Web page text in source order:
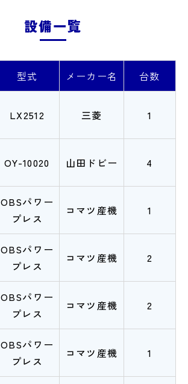
設備一覧
型式 メーカー名 台数
LX2512 三菱 1
OY-10020 山田ドビー 4
OBSパワー
プレス
コマツ産機 1
OBSパワー
プレス
コマツ産機 2
OBSパワー
プレス
コマツ産機 2
OBSパワー
プレス
コマツ産機 1